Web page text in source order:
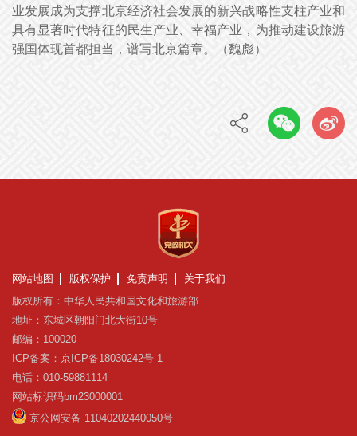
业发展成为支撑北京经济社会发展的新兴战略性支柱产业和
具有显著时代特征的民生产业、幸福产业，为推动建设旅游
强国体现首都担当，谱写北京篇章。（魏彪）
网站地图 版权保护 免责声明
关于我们
版权所有：中华人民共和国文化和旅游部
地址：东城区朝阳门北大街10号
邮编：100020
ICP备案：京ICP备18030242号-1
电话：010-59881114
网站标识码bm23000001
京公网安备 11040202440050号